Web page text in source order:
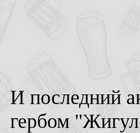
И последний
гербом